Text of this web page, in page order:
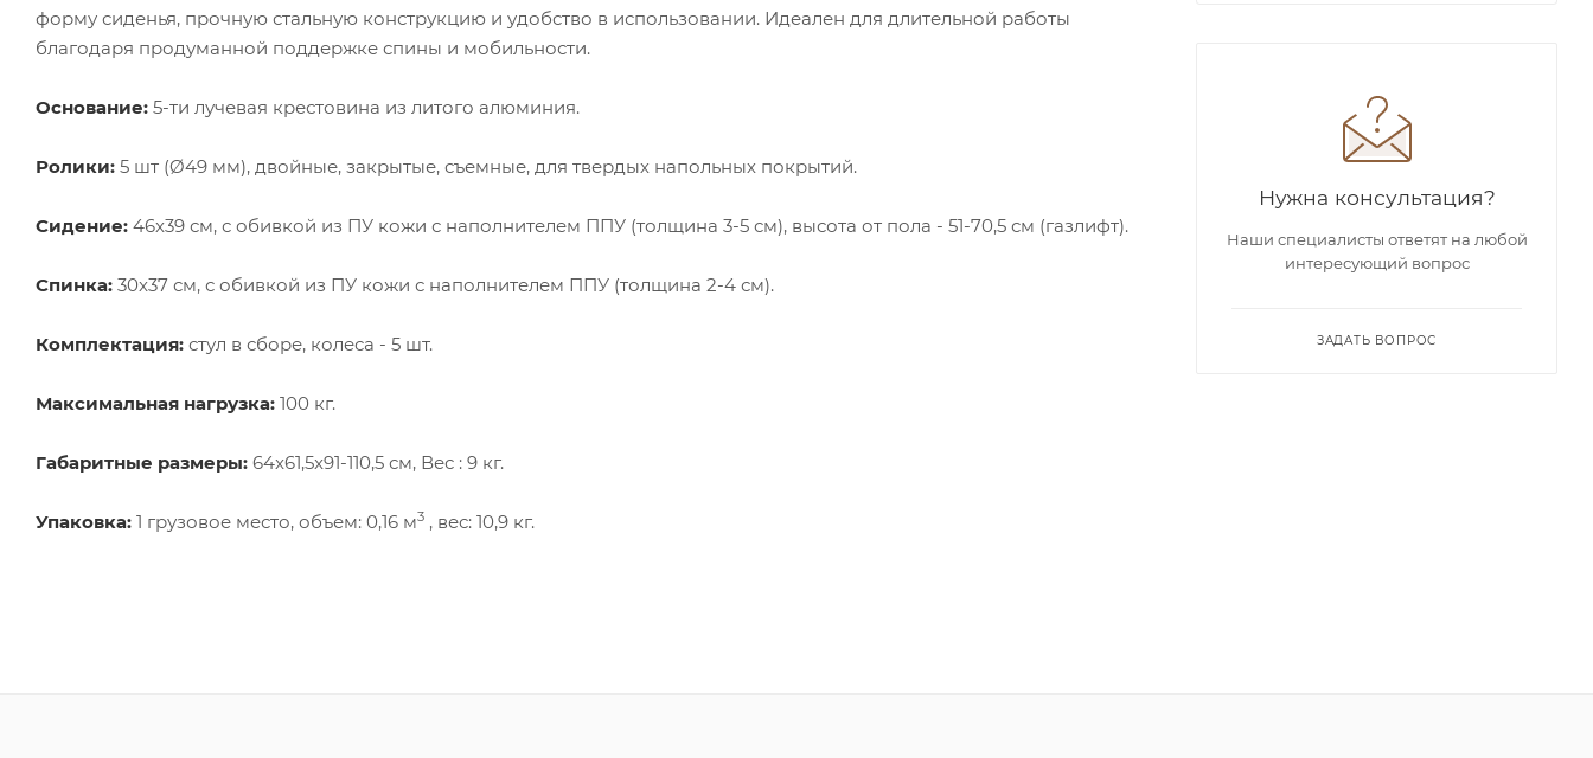
форму сиденья, прочную стальную конструкцию и удобство в использовании. Идеален для длительной работы
благодаря продуманной поддержке спины и мобильности.
Основание: 5-ти лучевая крестовина из литого алюминия.
Ролики: 5 шт (Ø49 мм), двойные, закрытые, съемные, для твердых напольных покрытий.
Сидение: 46x39 см, с обивкой из ПУ кожи с наполнителем ППУ (толщина 3-5 см), высота от пола - 51-70,5 см (газлифт).
Спинка: 30x37 см, с обивкой из ПУ кожи с наполнителем ППУ (толщина 2-4 см).
Комплектация: стул в сборе, колеса - 5 шт.
Максимальная нагрузка: 100 кг.
Габаритные размеры: 64x61,5x91-110,5 см, Вес : 9 кг.
Упаковка: 1 грузовое место, объем: 0,16 м3 , вес: 10,9 кг.
Нужна консультация?
Наши специалисты ответят на любой
интересующий вопрос
ЗАДАТЬ ВОПРОС